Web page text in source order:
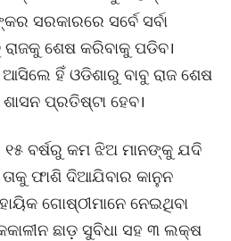
ସରକାରରେ ସର୍ବେ ସର୍ବା
ଶେଷ କରିବାକୁ ପଡିବ।
ହିଁ ଓଡିଶାରୁ ବାବୁ ରାଜ ଶେଷ
ପ୍ରତିଷ୍ଟା ହେବ।
ବର୍ଷରୁ କମ ଝିଅ ମାନଙ୍କୁ ଯଦି
ଫାଶି ଦିଆଯିବାର କାନୁନ
ଗୋଷ୍ଠୀମାନେ ନେଇଥିବା
ଛାଡ଼ ସୁବିଧା ସହ ୩ ଲକ୍ଷ